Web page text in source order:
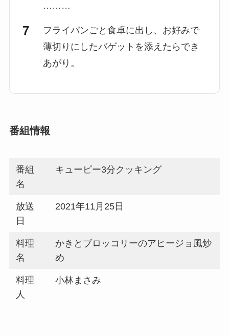
………
フライパンごと食卓に出し、お好みで
薄切りにしたバゲットを添えたらでき
あがり。
番組情報
番組
名
キューピー3分クッキング
放送
日
2021年11月25日
料理
名
かきとブロッコリーのアヒージョ風炒
め
料理
人
小林まさみ